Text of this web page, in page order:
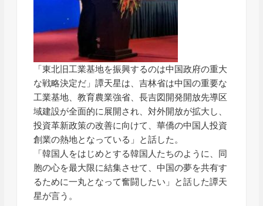
「東北旧工業基地を振興するのは中国政府の重大
な戦略決定だ」譚天星は、吉林省は中国の重要な
工業基地、教育農業強省、長吉図開発開放先導区
域建設が全面的に展開され、対外開放が拡大し、
投資革新政策の改善に向けて、華僑の中国人投資
創業の熱地となっている」と話した。
「韓国人をはじめとする韓国人たちのように、同
胞の心を最大限に結集させて、中国の夢を共有す
るために一丸となって奮闘したい」と話した譚天
星が言う。